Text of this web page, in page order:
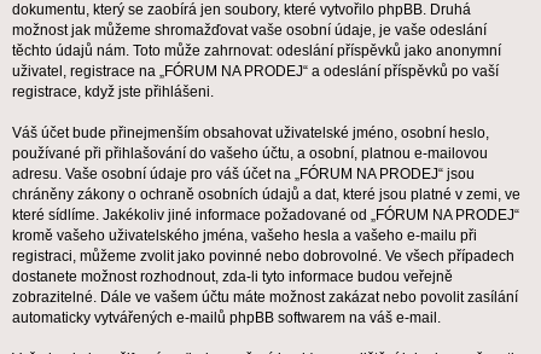
dokumentu, který se zaobírá jen soubory, které vytvořilo phpBB. Druhá
možnost jak můžeme shromažďovat vaše osobní údaje, je vaše odeslání
těchto údajů nám. Toto může zahrnovat: odeslání příspěvků jako anonymní
uživatel, registrace na „FÓRUM NA PRODEJ“ a odeslání příspěvků po vaší
registrace, když jste přihlášeni.
Váš účet bude přinejmenším obsahovat uživatelské jméno, osobní heslo,
používané při přihlašování do vašeho účtu, a osobní, platnou e-mailovou
adresu. Vaše osobní údaje pro váš účet na „FÓRUM NA PRODEJ“ jsou
chráněny zákony o ochraně osobních údajů a dat, které jsou platné v zemi, ve
které sídlíme. Jakékoliv jiné informace požadované od „FÓRUM NA PRODEJ“
kromě vašeho uživatelského jména, vašeho hesla a vašeho e-mailu při
registraci, můžeme zvolit jako povinné nebo dobrovolné. Ve všech případech
dostanete možnost rozhodnout, zda-li tyto informace budou veřejně
zobrazitelné. Dále ve vašem účtu máte možnost zakázat nebo povolit zasílání
automaticky vytvářených e-mailů phpBB softwarem na váš e-mail.